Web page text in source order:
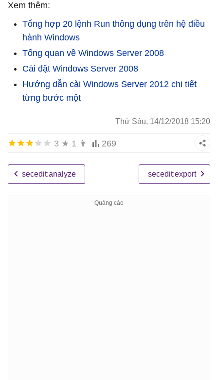
Xem thêm:
Tổng hợp 20 lệnh Run thông dụng trên hệ điều
hành Windows
Tổng quan về Windows Server 2008
Cài đặt Windows Server 2008
Hướng dẫn cài Windows Server 2012 chi tiết
từng bước một
Thứ Sáu, 14/12/2018 15:20
3 ★ 1 👨 269
secedit:analyze secedit:export